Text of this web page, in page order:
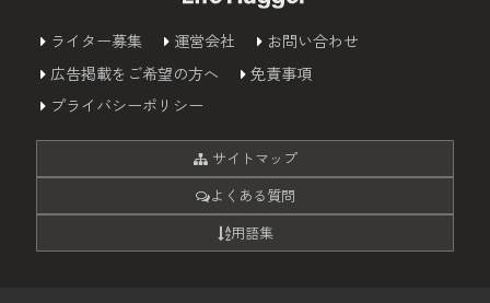
ライター募集 運営会社
お問い合わせ
広告掲載をご希望の方へ
免責事項
プライバシーポリシー
サイトマップ
よくある質問
用語集